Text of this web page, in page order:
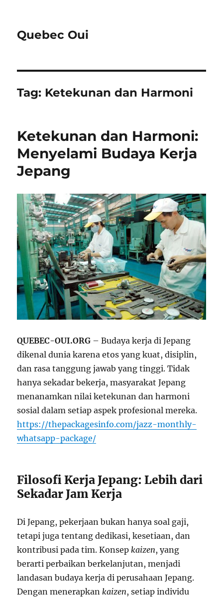
Quebec Oui
Tag: Ketekunan dan Harmoni
Ketekunan dan Harmoni:
Menyelami Budaya Kerja
Jepang
QUEBEC-OUI.ORG – Budaya kerja di Jepang
dikenal dunia karena etos yang kuat, disiplin,
dan rasa tanggung jawab yang tinggi. Tidak
hanya sekadar bekerja, masyarakat Jepang
menanamkan nilai ketekunan dan harmoni
sosial dalam setiap aspek profesional mereka.
https://thepackagesinfo.com/jazz-monthly-
whatsapp-package/
Filosofi Kerja Jepang: Lebih dari
Sekadar Jam Kerja
Di Jepang, pekerjaan bukan hanya soal gaji,
tetapi juga tentang dedikasi, kesetiaan, dan
kontribusi pada tim. Konsepkaizen, yang
berarti perbaikan berkelanjutan, menjadi
landasan budaya kerja di perusahaan Jepang.
Dengan menerapkankaizen, setiap individu